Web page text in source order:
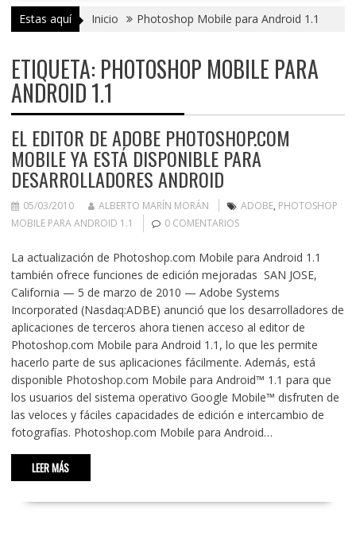
Estas aquí Inicio Photoshop Mobile para Android 1.1
ETIQUETA: PHOTOSHOP MOBILE PARA
ANDROID 1.1
EL EDITOR DE ADOBE PHOTOSHOP.COM
MOBILE YA ESTÁ DISPONIBLE PARA
DESARROLLADORES ANDROID
05/03/2010 ALBERTO MARÍN MORÁN ADOBE, PHOTOSHOP
MOBILE PARA ANDROID 1.1
0 COMENTARIOS
La actualización de Photoshop.com Mobile para Android 1.1
también ofrece funciones de edición mejoradas SAN JOSE,
California — 5 de marzo de 2010 — Adobe Systems
Incorporated (Nasdaq:ADBE) anunció que los desarrolladores de
aplicaciones de terceros ahora tienen acceso al editor de
Photoshop.com Mobile para Android 1.1, lo que les permite
hacerlo parte de sus aplicaciones fácilmente. Además, está
disponible Photoshop.com Mobile para Android™ 1.1 para que
los usuarios del sistema operativo Google Mobile™ disfruten de
las veloces y fáciles capacidades de edición e intercambio de
fotografías. Photoshop.com Mobile para Android…
LEER MÁS